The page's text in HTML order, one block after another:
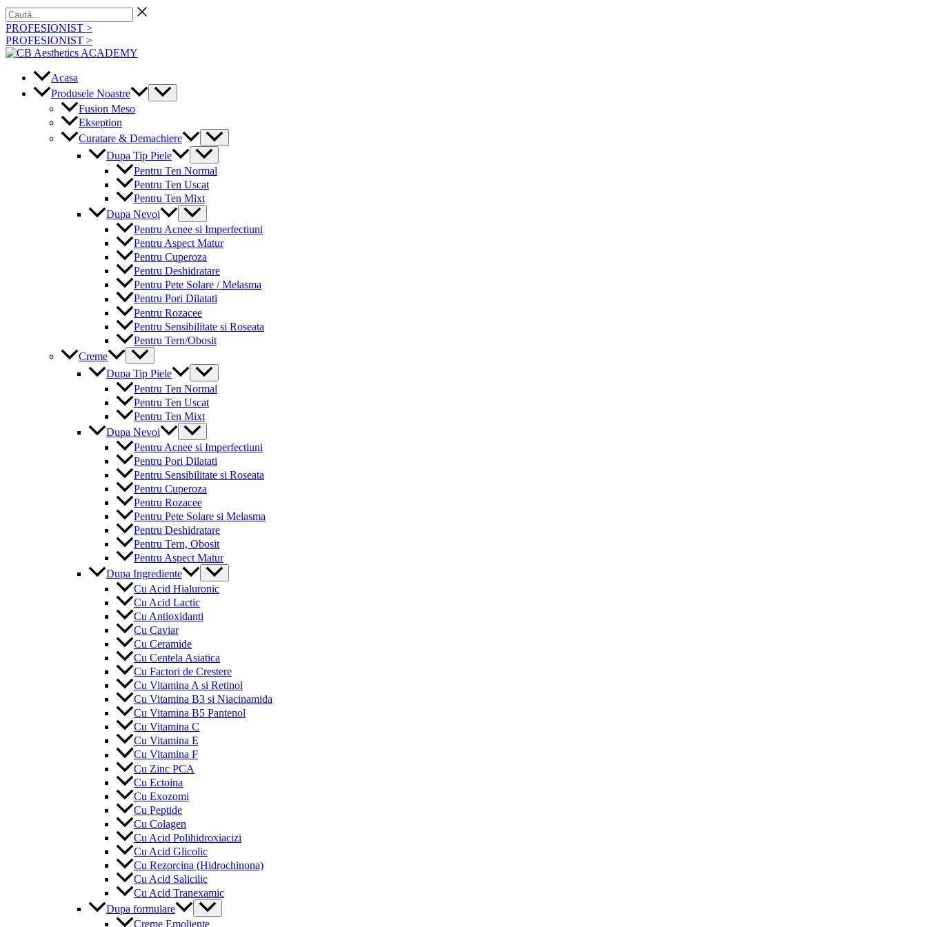
Skip
to
content
Caută...
PROFESIONIST >
PROFESIONIST >
Acasa
Produsele Noastre
Menu
Toggle
Fusion Meso
Ekseption
Curatare & Demachiere
Menu
Toggle
Dupa Tip Piele
Menu
Toggle
Pentru Ten Normal
Pentru Ten Uscat
Pentru Ten Mixt
Dupa Nevoi
Menu
Toggle
Pentru Acnee si Imperfectiuni
Pentru Aspect Matur
Pentru Cuperoza
Pentru Deshidratare
Pentru Pete Solare / Melasma
Pentru Pori Dilatati
Pentru Rozacee
Pentru Sensibilitate si Roseata
Pentru Tern/Obosit
Creme
Menu
Toggle
Dupa Tip Piele
Menu
Toggle
Pentru Ten Normal
Pentru Ten Uscat
Pentru Ten Mixt
Dupa Nevoi
Menu
Toggle
Pentru Acnee si Imperfectiuni
Pentru Pori Dilatati
Pentru Sensibilitate si Roseata
Pentru Cuperoza
Pentru Rozacee
Pentru Pete Solare si Melasma
Pentru Deshidratare
Pentru Tern, Obosit
Pentru Aspect Matur
Dupa Ingrediente
Menu
Toggle
Cu Acid Hialuronic
Cu Acid Lactic
Cu Antioxidanti
Cu Caviar
Cu Ceramide
Cu Centela Asiatica
Cu Factori de Crestere
Cu Vitamina A si Retinol
Cu Vitamina B3 si Niacinamida
Cu Vitamina B5 Pantenol
Cu Vitamina C
Cu Vitamina E
Cu Vitamina F
Cu Zinc PCA
Cu Ectoina
Cu Exozomi
Cu Peptide
Cu Colagen
Cu Acid Polihidroxiacizi
Cu Acid Glicolic
Cu Rezorcina (Hidrochinona)
Cu Acid Salicilic
Cu Acid Tranexamic
Dupa formulare
Menu
Toggle
Creme Emoliente